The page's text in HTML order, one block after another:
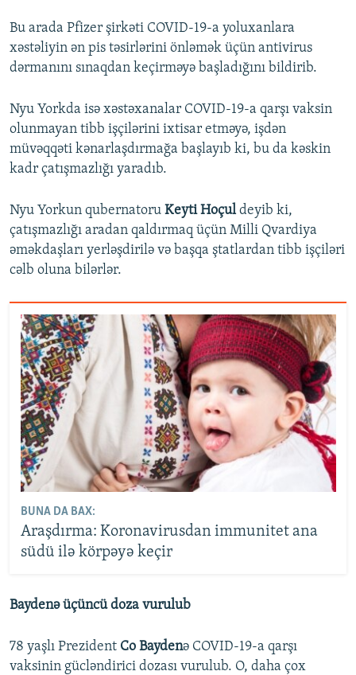
Bu arada Pfizer şirkəti COVID-19-a yoluxanlara
xəstəliyin ən pis təsirlərini önləmək üçün antivirus
dərmanını sınaqdan keçirməyə başladığını bildirib.
Nyu Yorkda isə xəstəxanalar COVID-19-a qarşı vaksin
olunmayan tibb işçilərini ixtisar etməyə, işdən
müvəqqəti kənarlaşdırmağa başlayıb ki, bu da kəskin
kadr çatışmazlığı yaradıb.
Nyu Yorkun qubernatoru Keyti Hoçuldeyib ki,
çatışmazlığı aradan qaldırmaq üçün Milli Qvardiya
əməkdaşları yerləşdirilə və başqa ştatlardan tibb işçiləri
cəlb oluna bilərlər.
BUNA DA BAX:
Araşdırma: Koronavirusdan immunitet ana
südü ilə körpəyə keçir
Baydenə üçüncü doza vurulub
78 yaşlı Prezident Co Baydenə COVID-19-a qarşı
vaksinin gücləndirici dozası vurulub. O, daha çox